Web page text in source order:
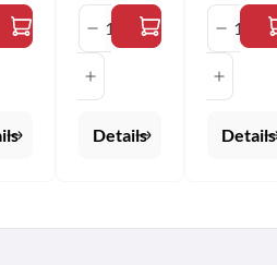
Gib den gewünschten
Anzahl: Gib den
Produkt Anzahl:
Details Details